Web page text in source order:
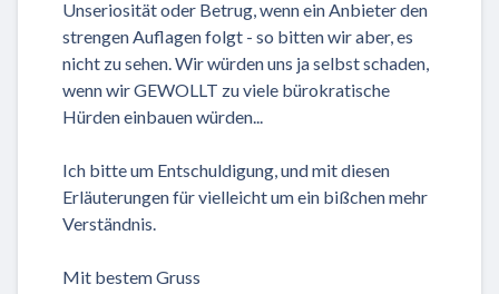
Unseriosität oder Betrug, wenn ein Anbieter den
strengen Auflagen folgt - so bitten wir aber, es
nicht zu sehen. Wir würden uns ja selbst schaden,
wenn wir GEWOLLT zu viele bürokratische
Hürden einbauen würden...
Ich bitte um Entschuldigung, und mit diesen
Erläuterungen für vielleicht um ein bißchen mehr
Verständnis.
Mit bestem Gruss